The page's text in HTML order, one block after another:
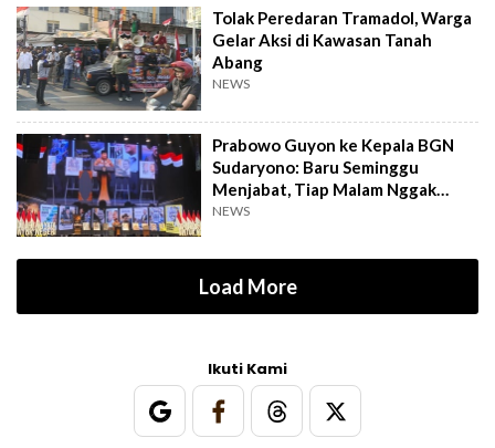
Tolak Peredaran Tramadol, Warga
Gelar Aksi di Kawasan Tanah
Abang
NEWS
Prabowo Guyon ke Kepala BGN
Sudaryono: Baru Seminggu
Menjabat, Tiap Malam Nggak
Tidur
NEWS
Load More
Ikuti Kami